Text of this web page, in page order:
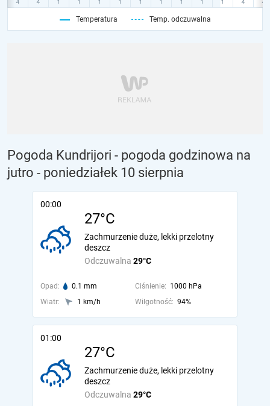
Temperatura Temp. odczuwalna
Pogoda Kundrijori - pogoda godzinowa na
jutro - poniedziałek 10 sierpnia
00:00
27°C
Odczuwalna 29°C
Zachmurzenie duże, lekki przelotny
deszcz
Opad: 0.1 mm Ciśnienie: 1000 hPa
Wiatr:
1 km/h Wilgotność: 94%
01:00
27°C
Odczuwalna 29°C
Zachmurzenie duże, lekki przelotny
deszcz